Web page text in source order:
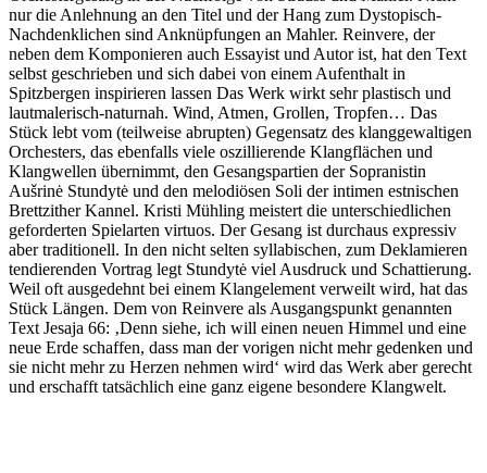
nur die Anlehnung an den Titel und der Hang zum Dystopisch-
Nachdenklichen sind Anknüpfungen an Mahler. Reinvere, der
neben dem Komponieren auch Essayist und Autor ist, hat den Text
selbst geschrieben und sich dabei von einem Aufenthalt in
Spitzbergen inspirieren lassen Das Werk wirkt sehr plastisch und
lautmalerisch-naturnah. Wind, Atmen, Grollen, Tropfen… Das
Stück lebt vom (teilweise abrupten) Gegensatz des klanggewaltigen
Orchesters, das ebenfalls viele oszillierende Klangflächen und
Klangwellen übernimmt, den Gesangspartien der Sopranistin
Aušrinė Stundytė und den melodiösen Soli der intimen estnischen
Brettzither Kannel. Kristi Mühling meistert die unterschiedlichen
geforderten Spielarten virtuos. Der Gesang ist durchaus expressiv
aber traditionell. In den nicht selten syllabischen, zum Deklamieren
tendierenden Vortrag legt Stundytė viel Ausdruck und Schattierung.
Weil oft ausgedehnt bei einem Klangelement verweilt wird, hat das
Stück Längen. Dem von Reinvere als Ausgangspunkt genannten
Text Jesaja 66: ‚Denn siehe, ich will einen neuen Himmel und eine
neue Erde schaffen, dass man der vorigen nicht mehr gedenken und
sie nicht mehr zu Herzen nehmen wird‘ wird das Werk aber gerecht
und erschafft tatsächlich eine ganz eigene besondere Klangwelt.